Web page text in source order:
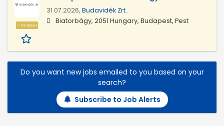
Featured
31.07.2026, Budavidék Zrt.
Biatorbágy, 2051 Hungary, Budapest, Pest
Do you want new jobs emailed to you based on your
search?
Subscribe to Job Alerts